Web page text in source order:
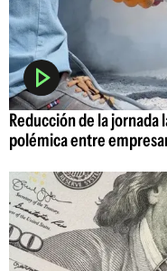
Reducción de la
polémica entre